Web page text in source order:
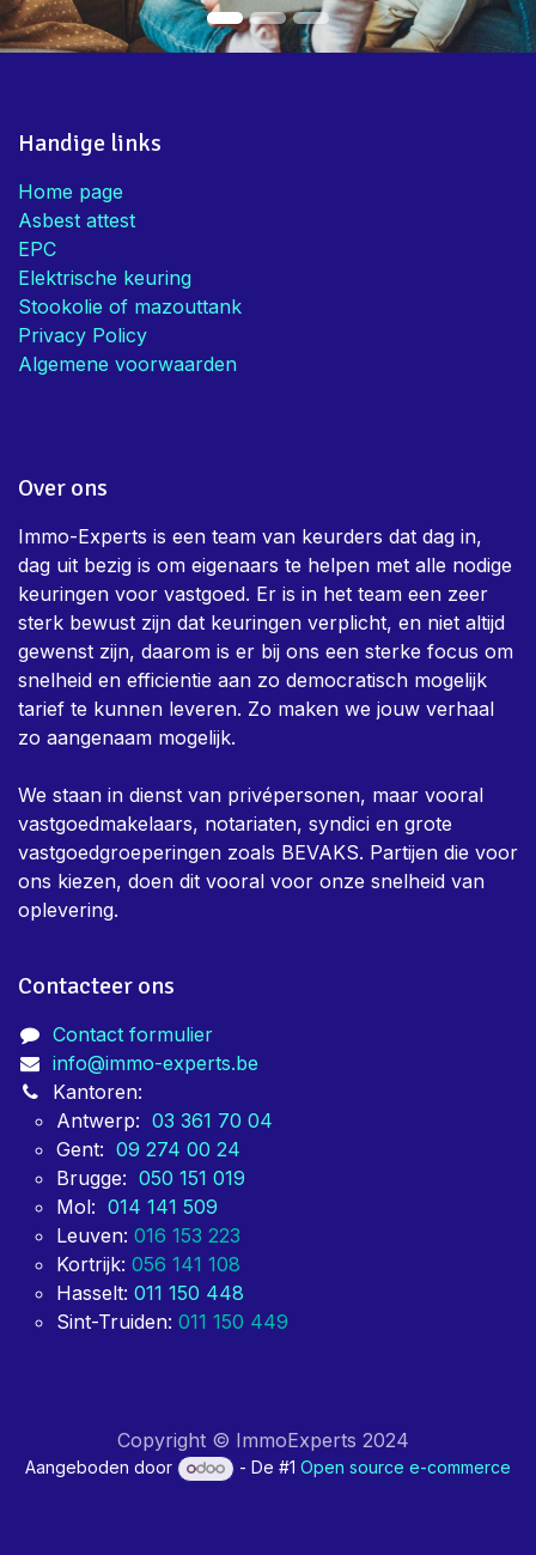
Handige links
Home page
Asbest attest
EPC
Elektrische keuring
Stookolie of mazouttank
Privacy Policy
Algemene voorwaarden
Over ons
Immo-Experts is een team van keurders dat dag in,
dag uit bezig is om eigenaars te helpen met alle nodige
keuringen voor vastgoed. Er is in het team een zeer
sterk bewust zijn dat keuringen verplicht, en niet altijd
gewenst zijn, daarom is er bij ons een sterke focus om
snelheid en efficientie aan zo democratisch mogelijk
tarief te kunnen leveren. Zo maken we jouw verhaal
zo aangenaam mogelijk.
We staan in dienst van privépersonen, maar vooral
vastgoedmakelaars, notariaten, syndici en grote
vastgoedgroeperingen zoals BEVAKS. Partijen die voor
ons kiezen, doen dit vooral voor onze snelheid van
oplevering.
Contacteer ons
Contact formulier
info@immo-experts.be
Kantoren:
Antwerp: 03 361 70 04
Gent: 09 274 00 24
Brugge: 050 151 019
Mol: 014 141 509
Leuven: 016 153 223
Kortrijk: 056 141 108
Hasselt: 011 150 448
Sint-Truiden: 011 150 449
Copyright © ImmoExperts 2024
Aangeboden door - De #1Open source e-commerce